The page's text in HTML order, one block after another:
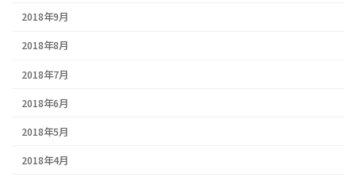
2018年9月
2018年8月
2018年7月
2018年6月
2018年5月
2018年4月